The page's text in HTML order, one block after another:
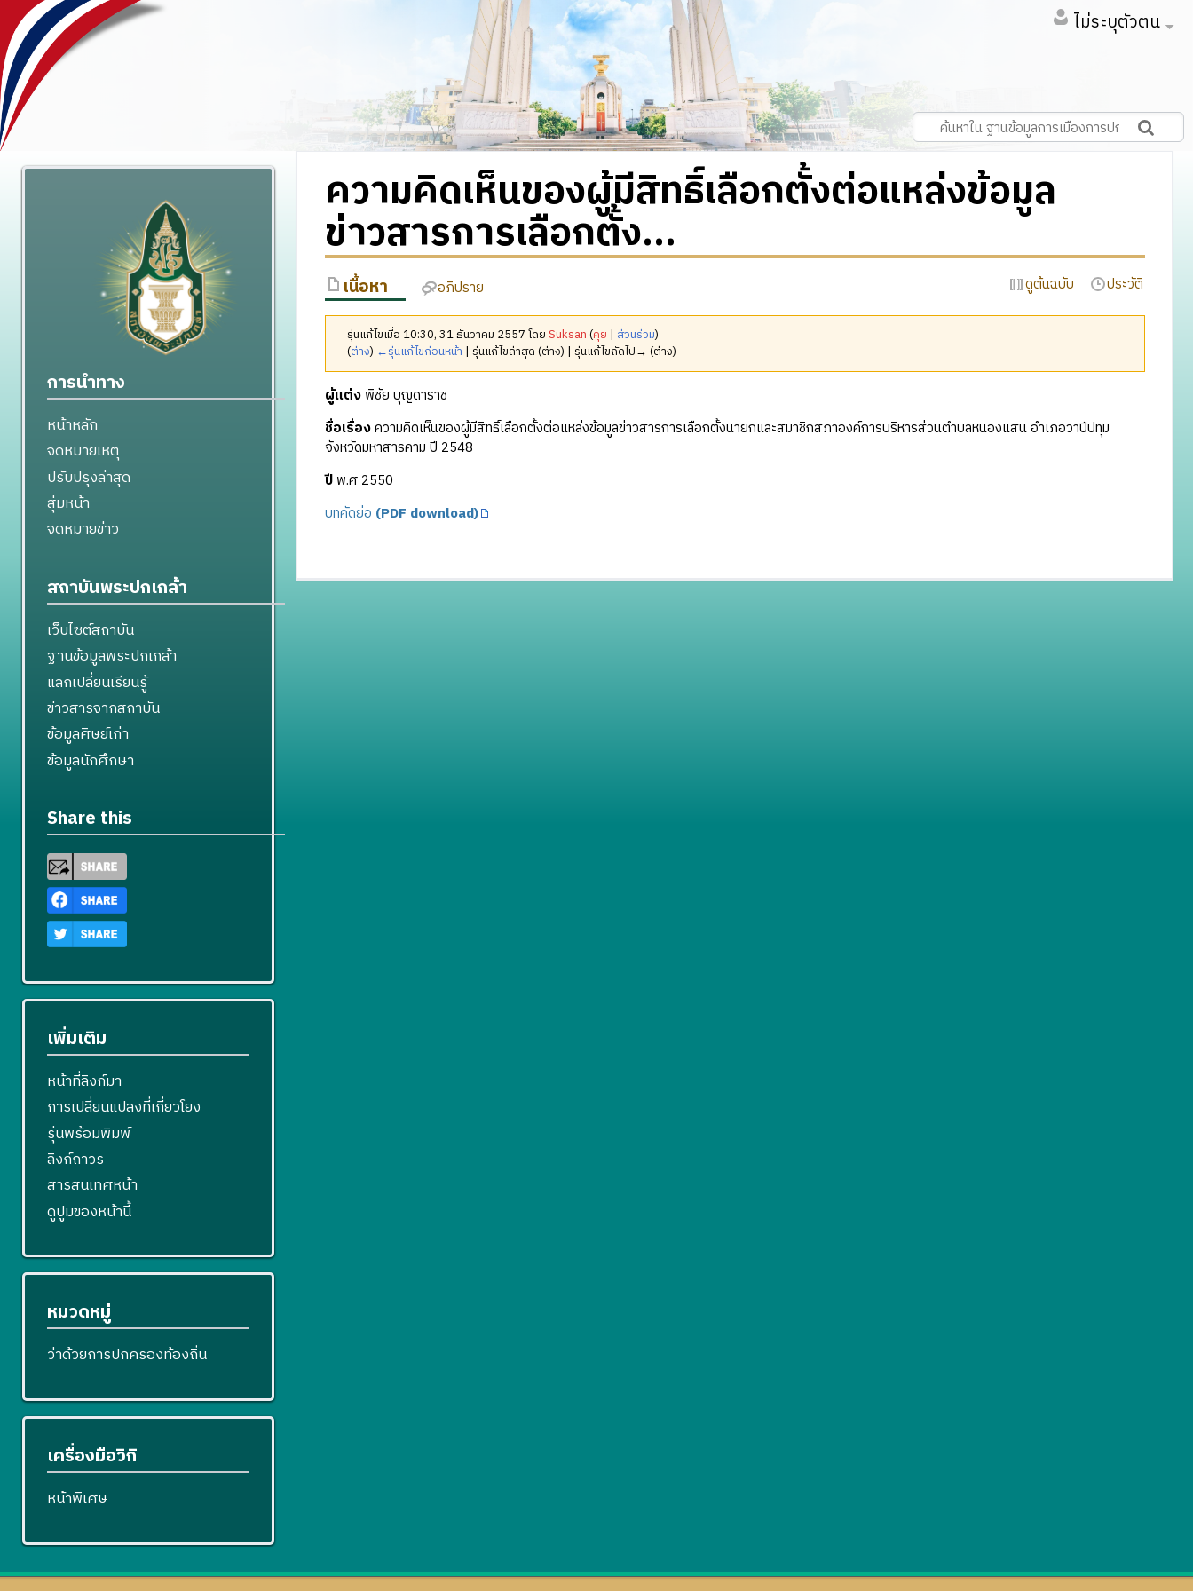
ไม่ระบุตัวตน
ความคิดเห็นของผู้มีสิทธิ์เลือกตั้งต่อแหล่งข้อมูล
ข่าวสารการเลือกตั้ง...
เนื้อหา อภิปราย ดูต้นฉบับ ประวัติ
รุ่นแก้ไขเมื่อ 10:30, 31 ธันวาคม 2557 โดยSuksan (คุย | ส่วนร่วม)
(ต่าง) ←รุ่นแก้ไขก่อนหน้า | รุ่นแก้ไขล่าสุด (ต่าง) | รุ่นแก้ไขถัดไป→ (ต่าง)
ผู้แต่งพิชัย บุญดาราช
ชื่อเรื่องความคิดเห็นของผู้มีสิทธิ์เลือกตั้งต่อแหล่งข้อมูลข่าวสารการเลือกตั้งนายกและสมาชิกสภาองค์การบริหารส่วนตำบลหนองแสน อำเภอวาปีปทุม
จังหวัดมหาสารคาม ปี 2548
ปีพ.ศ 2550
บทคัดย่อ (PDF download)
การนำทาง
หน้าหลัก
จดหมายเหตุ
ปรับปรุงล่าสุด
สุ่มหน้า
จดหมายข่าว
สถาบันพระปกเกล้า
เว็บไซต์สถาบัน
ฐานข้อมูลพระปกเกล้า
แลกเปลี่ยนเรียนรู้
ข่าวสารจากสถาบัน
ข้อมูลศิษย์เก่า
ข้อมูลนักศึกษา
Share this
เพิ่มเติม
หน้าที่ลิงก์มา
การเปลี่ยนแปลงที่เกี่ยวโยง
รุ่นพร้อมพิมพ์
ลิงก์ถาวร
สารสนเทศหน้า
ดูปูมของหน้านี้
หมวดหมู่
ว่าด้วยการปกครองท้องถิ่น
เครื่องมือวิกิ
หน้าพิเศษ